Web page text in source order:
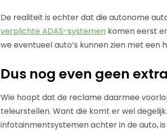
De realiteit is echter dat die autonome
verplichte ADAS-systemen komen eerst
we eventueel auto’s kunnen zien met een
Dus nog even geen
Wie hoopt dat de reclame daarmee
teleurstellen. Want die komt er wel
infotainmentsystemen achter in de auto,